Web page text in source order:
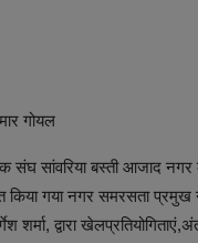
गोयल
संघ सांवरिया बस्ती आजाद
गया नगर समरसता प्रमुख
शर्मा, द्वारा